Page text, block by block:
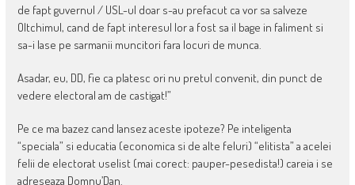
de fapt guvernul / USL-ul doar s-au prefacut ca vor sa salveze
Oltchimul, cand de fapt interesul lor a fost sa il bage in faliment si
sa-i lase pe sarmanii muncitori fara locuri de munca.
Asadar, eu, DD, fie ca platesc ori nu pretul convenit, din punct de
vedere electoral am de castigat!”
Pe ce ma bazez cand lansez aceste ipoteze? Pe inteligenta
“speciala” si educatia (economica si de alte feluri) “elitista” a acelei
felii de electorat uselist (mai corect: pauper-pesedista!) careia i se
adreseaza Domnu’Dan.